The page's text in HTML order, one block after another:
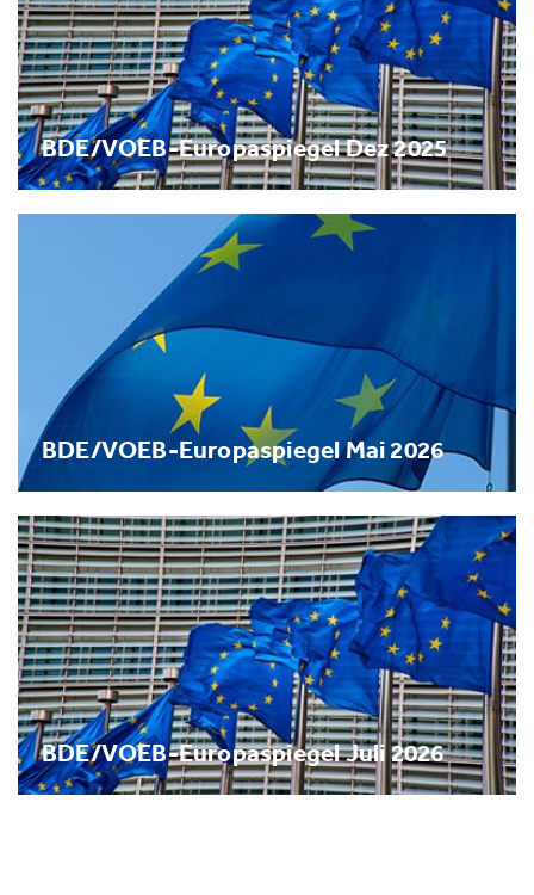
BDE/VOEB-Europaspiegel Dez 2025
BDE/VOEB-Europaspiegel Mai 2026
BDE/VOEB-Europaspiegel Juli 2026